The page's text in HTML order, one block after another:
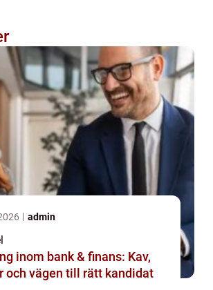
admin
inom bank & finans: Kav,
och vägen till rätt kandidat